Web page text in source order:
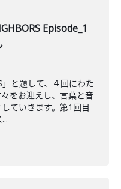
Episode_1
と題して、４回にわた
をお迎えし、言葉と音
ていきます。第1回目